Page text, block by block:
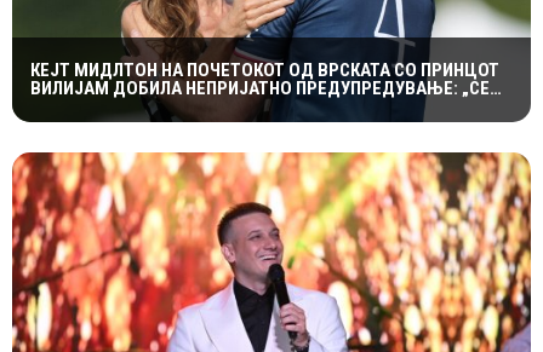
КЕЈТ МИДЛТОН НА ПОЧЕТОКОТ ОД ВРСКАТА СО ПРИНЦОТ
ВИЛИЈАМ ДОБИЛА НЕПРИЈАТНО ПРЕДУПРЕДУВАЊЕ: „СЕ
МАЖИШ ВО ПОГРЕШНО СЕМЕЈСТВО“